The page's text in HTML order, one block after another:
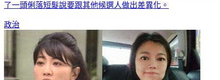
了一頭俐落短髮說要跟其他候選人做出差異化。
政治